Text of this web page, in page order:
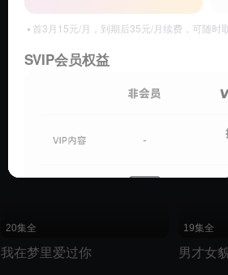
独播
20集全
我在梦里爱过你
19集全
男才女
首3月15元/月，到期后35元/月续费，可随时取
SVIP会员权益